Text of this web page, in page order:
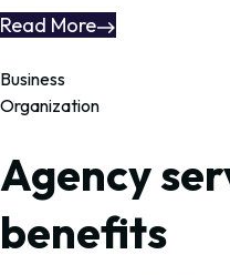
Read More
Business
Organization
Agency
benefits